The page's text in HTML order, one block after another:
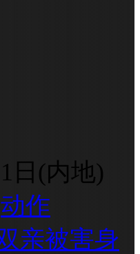
日(内地)
动作
亲被害身